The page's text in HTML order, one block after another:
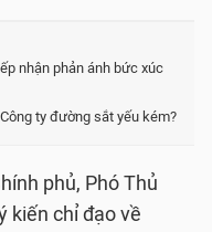
nhận phản ánh bức xúc
ty đường sắt yếu kém?
phủ, Phó Thủ
kiến chỉ đạo về